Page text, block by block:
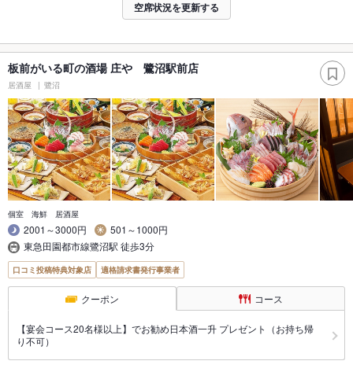
空席状況を更新する
板前がいる町の酒場 庄や 鷺沼駅前店
居酒屋 鷺沼
個室 海鮮 居酒屋
2001～3000円
501～1000円
東急田園都市線鷺沼駅 徒歩3分
口コミ投稿特典対象店 適格請求書発行事業者
クーポン コース
【宴会コース20名様以上】でお勧め日本酒一升 プレゼント（お持ち帰
り不可）